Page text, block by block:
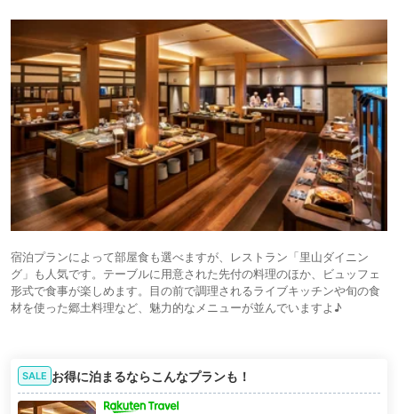
宿泊プランによって部屋食も選べますが、レストラン「里山ダイニン
グ」も人気です。テーブルに用意された先付の料理のほか、ビュッフェ
形式で食事が楽しめます。目の前で調理されるライブキッチンや旬の食
材を使った郷土料理など、魅力的なメニューが並んでいますよ♪
SALE お得に泊まるならこんなプランも！